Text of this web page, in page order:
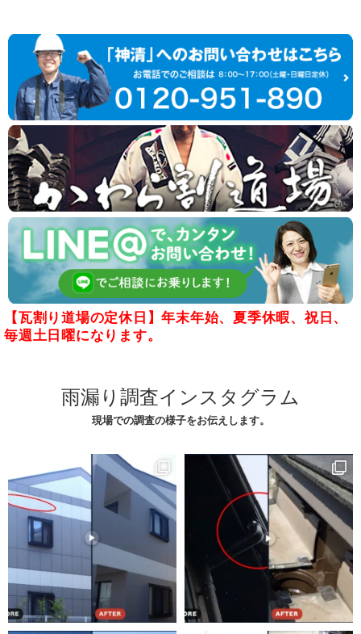
【瓦割り道場の定休日】年末年始、夏季休暇、祝日、
毎週土日曜になります。
雨漏り調査インスタグラム
現場での調査の様子をお伝えします。